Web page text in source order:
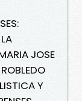
JOSE
Y